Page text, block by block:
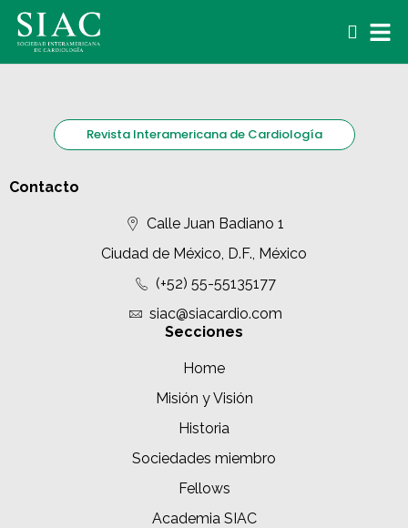
Revista Interamericana de Cardiología
Contacto
Calle Juan Badiano 1
Ciudad de México, D.F., México
(+52) 55-55135177
siac@siacardio.com
Secciones
Home
Misión y Visión
Historia
Sociedades miembro
Fellows
Academia SIAC